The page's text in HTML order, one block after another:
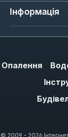
вимогам
Часті
котла
із
Інформація
Опалення
© 2009 - 2026